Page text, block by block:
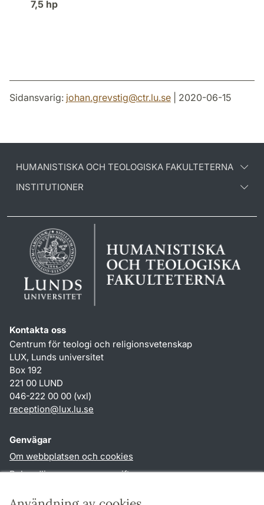
7,5 hp
Sidansvarig: johan.grevstig@ctr.lu.se | 2020-06-15
HUMANISTISKA OCH TEOLOGISKA FAKULTETERNA
INSTITUTIONER
Kontakta oss
Centrum för teologi och religionsvetenskap
LUX, Lunds universitet
Box 192
221 00 LUND
046-222 00 00 (vxl)
reception@lux.lu.se
Genvägar
Om webbplatsen och cookies
Behandling av personuppgifter